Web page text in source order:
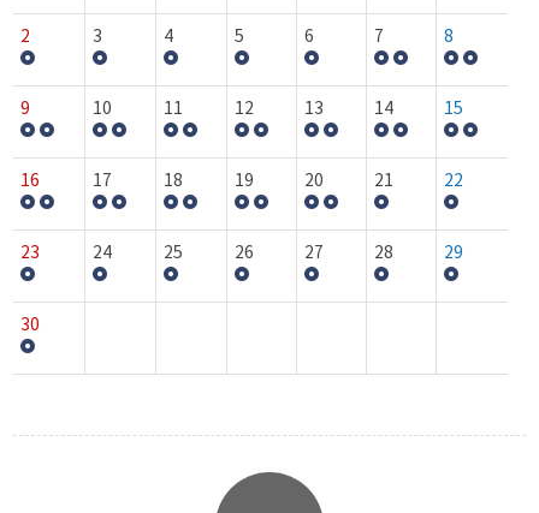
2 3 4 5 6 7 8
9 10 11 12 13 14 15
16 17 18 19 20 21 22
23 24 25 26 27 28 29
30